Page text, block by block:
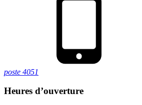
poste 4051
Heures d’ouverture